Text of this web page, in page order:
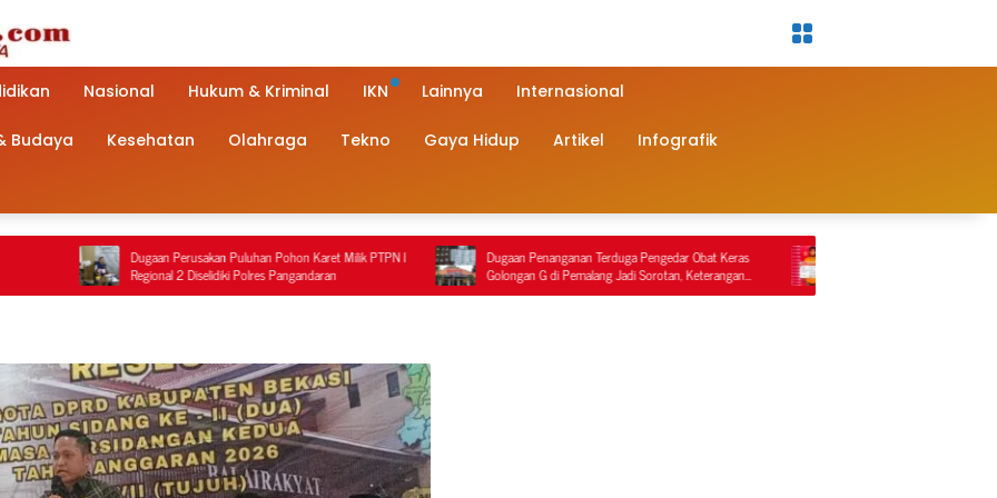
Nasional Hukum & Kriminal IKN Lainnya Internasional
Budaya Kesehatan Olahraga Tekno Gaya Hidup Artikel Infografik
Perusakan Puluhan Pohon Karet Milik PTPN I
2 Diselidiki Polres Pangandaran
Dugaan Penanganan Terduga Pengedar Obat Keras
Golongan G di Pemalang Jadi Sorotan, Keterangan
Polisi Berbeda dengan Rekaman Video
Sat Reskrim Polres Nagan Raya Kembali Lakukan
Penindakan Penyalahgunaan BBM Bersubsidi, Tiga
Tersangka Ditahan.